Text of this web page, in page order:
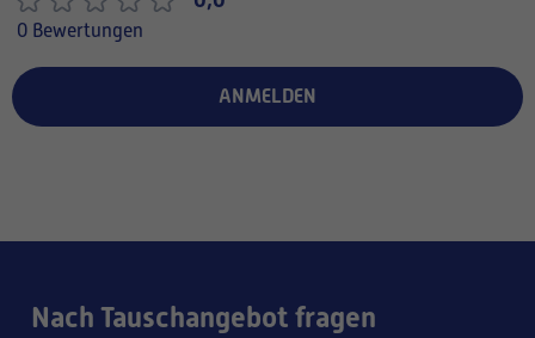
0 Bewertungen
ANMELDEN
Nach Tauschangebot fragen